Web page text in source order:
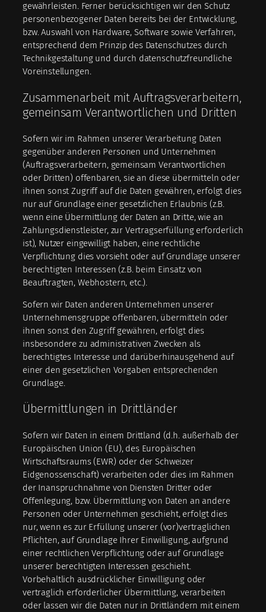
gewährleisten. Ferner berücksichtigen wir den Schutz
personenbezogener Daten bereits bei der Entwicklung,
bzw. Auswahl von Hardware, Software sowie Verfahren,
entsprechend dem Prinzip des Datenschutzes durch
Technikgestaltung und durch datenschutzfreundliche
Voreinstellungen.
Zusammenarbeit mit Auftragsverarbeitern,
gemeinsam Verantwortlichen und Dritten
Sofern wir im Rahmen unserer Verarbeitung Daten
gegenüber anderen Personen und Unternehmen
(Auftragsverarbeitern, gemeinsam Verantwortlichen
oder Dritten) offenbaren, sie an diese übermitteln oder
ihnen sonst Zugriff auf die Daten gewähren, erfolgt dies
nur auf Grundlage einer gesetzlichen Erlaubnis (z.B.
wenn eine Übermittlung der Daten an Dritte, wie an
Zahlungsdienstleister, zur Vertragserfüllung erforderlich
ist), Nutzer eingewilligt haben, eine rechtliche
Verpflichtung dies vorsieht oder auf Grundlage unserer
berechtigten Interessen (z.B. beim Einsatz von
Beauftragten, Webhostern, etc.).
Sofern wir Daten anderen Unternehmen unserer
Unternehmensgruppe offenbaren, übermitteln oder
ihnen sonst den Zugriff gewähren, erfolgt dies
insbesondere zu administrativen Zwecken als
berechtigtes Interesse und darüberhinausgehend auf
einer den gesetzlichen Vorgaben entsprechenden
Grundlage.
Übermittlungen in Drittländer
Sofern wir Daten in einem Drittland (d.h. außerhalb der
Europäischen Union (EU), des Europäischen
Wirtschaftsraums (EWR) oder der Schweizer
Eidgenossenschaft) verarbeiten oder dies im Rahmen
der Inanspruchnahme von Diensten Dritter oder
Offenlegung, bzw. Übermittlung von Daten an andere
Personen oder Unternehmen geschieht, erfolgt dies
nur, wenn es zur Erfüllung unserer (vor)vertraglichen
Pflichten, auf Grundlage Ihrer Einwilligung, aufgrund
einer rechtlichen Verpflichtung oder auf Grundlage
unserer berechtigten Interessen geschieht.
Vorbehaltlich ausdrücklicher Einwilligung oder
vertraglich erforderlicher Übermittlung, verarbeiten
oder lassen wir die Daten nur in Drittländern mit einem